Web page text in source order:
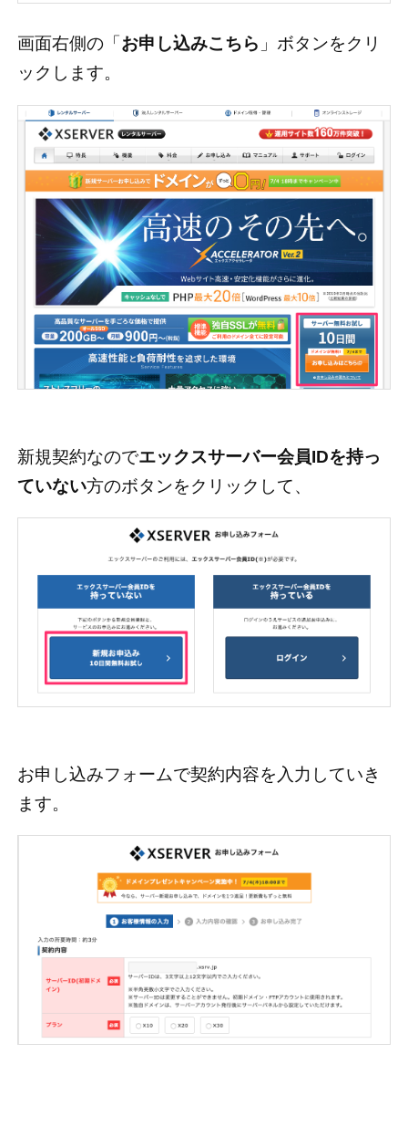
を誇る、月額900円(税抜)から
画面右側の「 お申し込みこちら 」ボタンをクリ
ックします。
新規契約なのでエックスサーバー会員IDを持っ
ていない方のボタンをクリックして、
お申し込みフォームで契約内容を入力していき
ます。